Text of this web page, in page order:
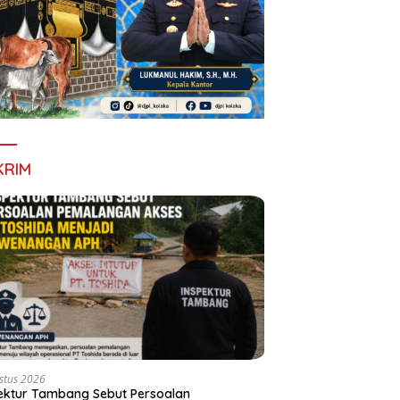
2026
Tambang Sebut Persoalan